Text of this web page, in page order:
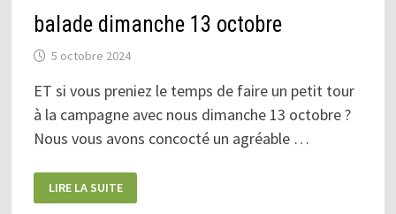
balade dimanche 13 octobre
5 octobre 2024
ET si vous preniez le temps de faire un petit tour
à la campagne avec nous dimanche 13 octobre ?
Nous vous avons concocté un agréable …
DIMANCHE
13
LIRE LA SUITE